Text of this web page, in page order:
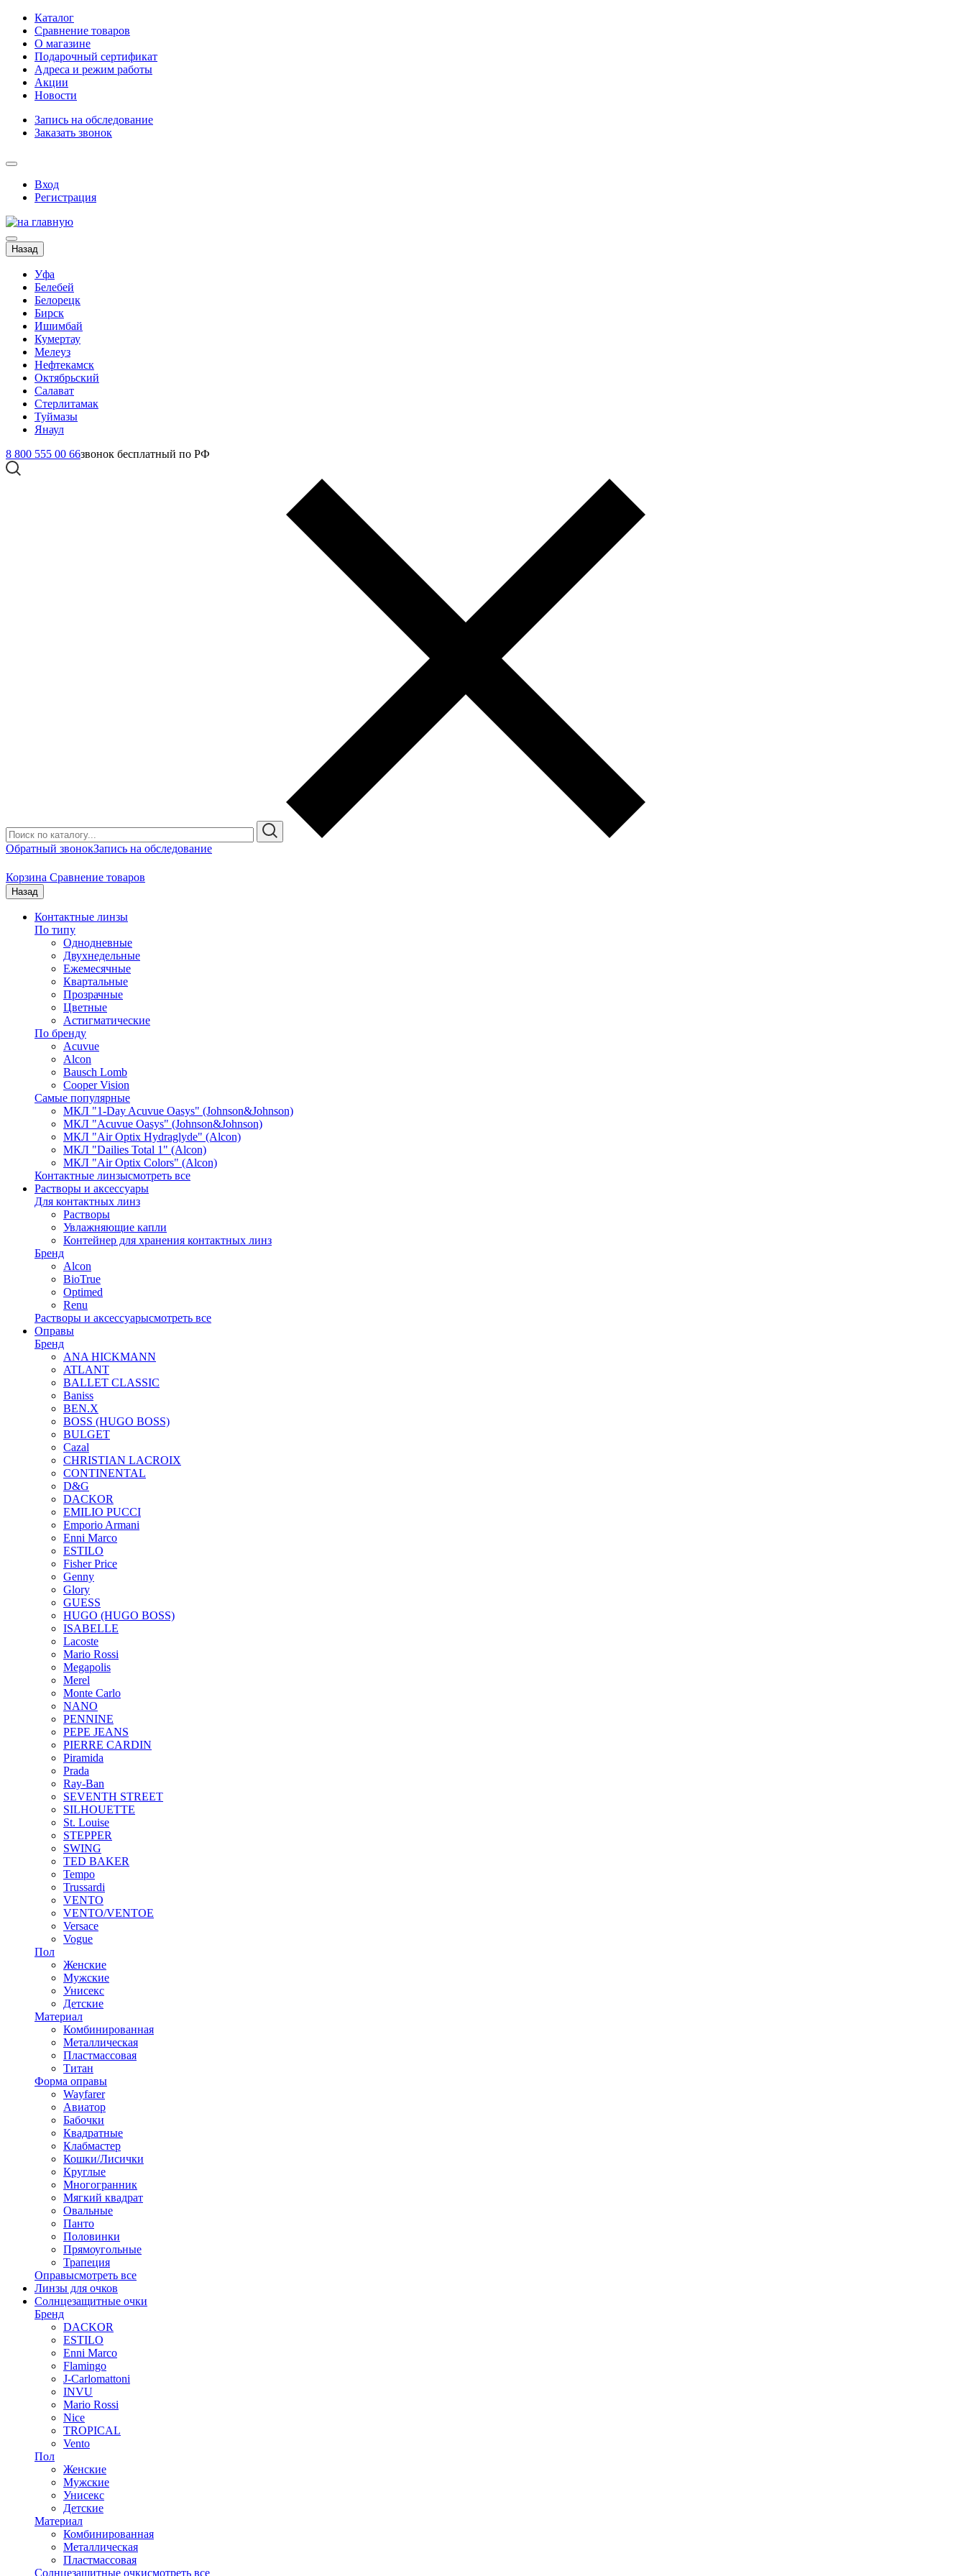
Каталог
Сравнение товаров
О магазине
Подарочный сертификат
Адреса и режим работы
Акции
Новости
Запись на обследование
Заказать звонок
Вход
Регистрация
Назад
Уфа
Белебей
Белорецк
Бирск
Ишимбай
Кумертау
Мелеуз
Нефтекамск
Октябрьский
Салават
Стерлитамак
Туймазы
Янаул
8 800 555 00 66звонок бесплатный по РФ
Обратный звонокЗапись на обследование
Корзина Сравнение товаров
Назад
Контактные линзы
По типу
Однодневные
Двухнедельные
Ежемесячные
Квартальные
Прозрачные
Цветные
Астигматические
По бренду
Acuvue
Alcon
Bausch Lomb
Cooper Vision
Самые популярные
МКЛ "1-Day Acuvue Oasys" (Johnson&Johnson)
МКЛ "Acuvue Oasys" (Johnson&Johnson)
МКЛ "Air Optix Hydraglyde" (Alcon)
МКЛ "Dailies Total 1" (Alcon)
МКЛ "Air Optix Colors" (Alcon)
Контактные линзысмотреть все
Растворы и аксессуары
Для контактных линз
Растворы
Увлажняющие капли
Контейнер для хранения контактных линз
Бренд
Alcon
BioTrue
Optimed
Renu
Растворы и аксессуарысмотреть все
Оправы
Бренд
ANA HICKMANN
ATLANT
BALLET CLASSIC
Baniss
BEN.X
BOSS (HUGO BOSS)
BULGET
Cazal
CHRISTIAN LACROIX
CONTINENTAL
D&G
DACKOR
EMILIO PUCCI
Emporio Armani
Enni Marco
ESTILO
Fisher Price
Genny
Glory
GUESS
HUGO (HUGO BOSS)
ISABELLE
Lacoste
Mario Rossi
Megapolis
Merel
Monte Carlo
NANO
PENNINE
PEPE JEANS
PIERRE CARDIN
Piramida
Prada
Ray-Ban
SEVENTH STREET
SILHOUETTE
St. Louise
STEPPER
SWING
TED BAKER
Tempo
Trussardi
VENTO
VENTO/VENTOE
Versace
Vogue
Пол
Женские
Мужские
Унисекс
Детские
Материал
Комбинированная
Металлическая
Пластмассовая
Титан
Форма оправы
Wayfarer
Авиатор
Бабочки
Квадратные
Клабмастер
Кошки/Лисички
Круглые
Многогранник
Мягкий квадрат
Овальные
Панто
Половинки
Прямоугольные
Трапеция
Оправысмотреть все
Линзы для очков
Солнцезащитные очки
Бренд
DACKOR
ESTILO
Enni Marco
Flamingo
J-Carlomattoni
INVU
Mario Rossi
Nice
TROPICAL
Vento
Пол
Женские
Мужские
Унисекс
Детские
Материал
Комбинированная
Металлическая
Пластмассовая
Солнцезащитные очкисмотреть все